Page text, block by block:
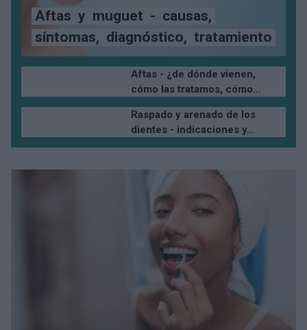
Aftas y muguet - causas,
síntomas, diagnóstico, tratamiento
Aftas - ¿de dónde vienen,
cómo las tratamos, cómo...
Raspado y arenado de los
dientes - indicaciones y...